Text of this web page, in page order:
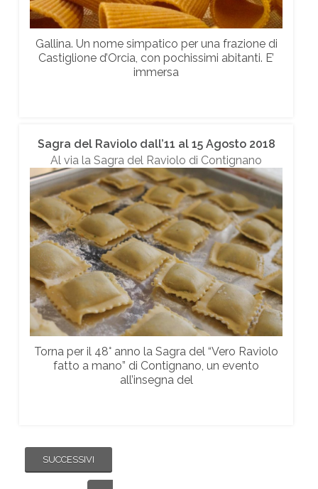
Gallina. Un nome simpatico per una frazione di
Castiglione d’Orcia, con pochissimi abitanti. E’
immersa
Sagra del Raviolo dall’11 al 15 Agosto 2018
Al via la Sagra del Raviolo di Contignano
Torna per il 48° anno la Sagra del “Vero Raviolo
fatto a mano” di Contignano, un evento
all’insegna del